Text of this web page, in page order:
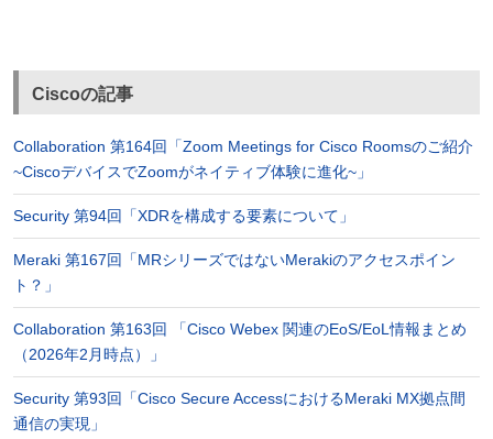
Ciscoの記事
Collaboration 第164回「Zoom Meetings for Cisco Roomsのご紹介
~CiscoデバイスでZoomがネイティブ体験に進化~」
Security 第94回「XDRを構成する要素について」
Meraki 第167回「MRシリーズではないMerakiのアクセスポイン
ト？」
Collaboration 第163回 「Cisco Webex 関連のEoS/EoL情報まとめ
（2026年2月時点）」
Security 第93回「Cisco Secure AccessにおけるMeraki MX拠点間
通信の実現」